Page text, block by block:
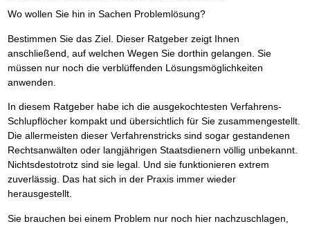
Wo wollen Sie hin in Sachen Problemlösung?
Bestimmen Sie das Ziel. Dieser Ratgeber zeigt Ihnen
anschließend, auf welchen Wegen Sie dorthin gelangen. Sie
müssen nur noch die verblüffenden Lösungsmöglichkeiten
anwenden.
In diesem Ratgeber habe ich die ausgekochtesten Verfahrens-
Schlupflöcher kompakt und übersichtlich für Sie zusammengestellt.
Die allermeisten dieser Verfahrenstricks sind sogar gestandenen
Rechtsanwälten oder langjährigen Staatsdienern völlig unbekannt.
Nichtsdestotrotz sind sie legal. Und sie funktionieren extrem
zuverlässig. Das hat sich in der Praxis immer wieder
herausgestellt.
Sie brauchen bei einem Problem nur noch hier nachzuschlagen,